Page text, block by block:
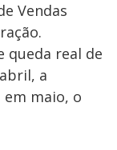
Vendas
queda real de
a
em maio, o